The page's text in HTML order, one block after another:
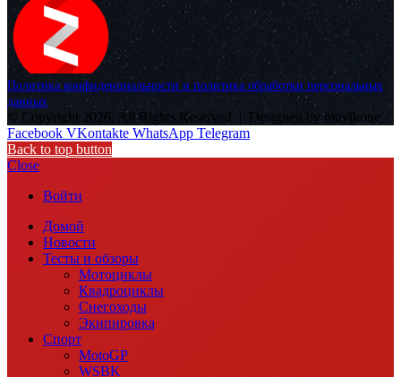
Политика конфиденциальности и политика обработки персональных
данных
© Copyright 2026, All Rights Reserved | Designed by muvikone
Facebook VKontakte WhatsApp Telegram
Back to top button
Close
Войти
Домой
Новости
Тесты и обзоры
Мотоциклы
Квадроциклы
Снегоходы
Экипировка
Спорт
MotoGP
WSBK